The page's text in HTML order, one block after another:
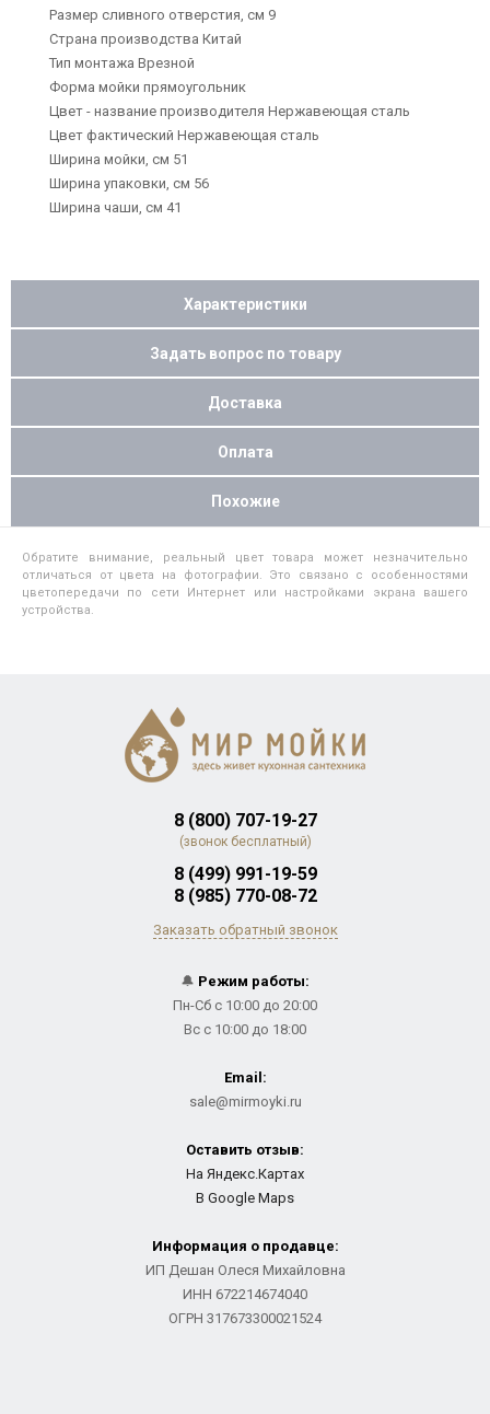
Размер сливного отверстия, см 9
Страна производства Китай
Тип монтажа Врезной
Форма мойки прямоугольник
Цвет - название производителя Нержавеющая сталь
Цвет фактический Нержавеющая сталь
Ширина мойки, см 51
Ширина упаковки, см 56
Ширина чаши, см 41
Характеристики
Задать вопрос по товару
Доставка
Оплата
Похожие
Обратите внимание, реальный цвет товара может незначительно
отличаться от цвета на фотографии. Это связано с особенностями
цветопередачи по сети Интернет или настройками экрана вашего
устройства.
8 (800) 707-19-27
(звонок бесплатный)
8 (499) 991-19-59
8 (985) 770-08-72
Заказать обратный звонок
🔔 Режим работы:
Пн-Сб с 10:00 до 20:00
Вс с 10:00 до 18:00
Email:
sale@mirmoyki.ru
Оставить отзыв:
На Яндекс.Картах
В Google Maps
Информация о продавце:
ИП Дешан Олеся Михайловна
ИНН 672214674040
ОГРН 317673300021524